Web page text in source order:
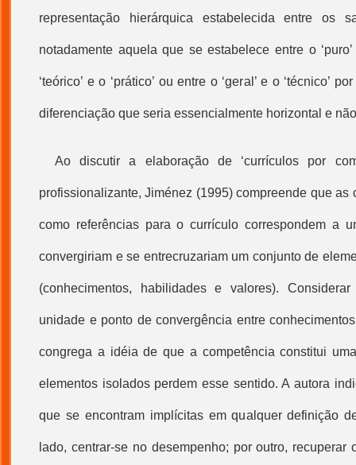
representação hierárquica estabelecida entre os
notadamente aquela que se estabelece entre o
‘teórico’ e o ‘prático’ ou entre o ‘geral’ e o ‘técnico’
diferenciação que seria essencialmente horizontal e
Ao discutir a elaboração de ‘currículos por
profissionalizante, Jiménez (1995) compreende que as
como referências para o currículo correspondem a
convergiriam e se entrecruzariam um conjunto de
(conhecimentos, habilidades e valores).
unidade e ponto de convergência entre
congrega a idéia de que a competência constitui
elementos isolados perdem esse sentido. A autora
que se encontram implícitas em qualquer definição
lado, centrar-se no desempenho; por outro, recuperar